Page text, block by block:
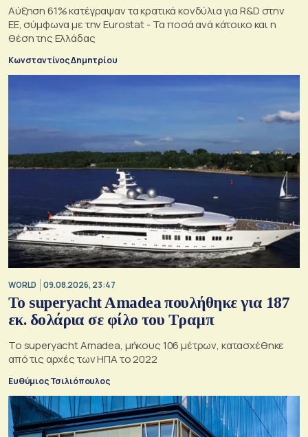
Αύξηση 61% κατέγραψαν τα κρατικά κονδύλια για R&D στην
ΕΕ, σύμφωνα με την Eurostat - Τα ποσά ανά κάτοικο και η
θέση της Ελλάδας
Κωνσταντίνος Δημητρίου
WORLD 09.08.2026, 23:47
To superyacht Amadea πουλήθηκε για 187
εκ. δολάρια σε φίλο του Τραμπ
Το superyacht Amadea, μήκους 106 μέτρων, κατασχέθηκε
από τις αρχές των ΗΠΑ το 2022
Ευθύμιος Τσιλιόπουλος